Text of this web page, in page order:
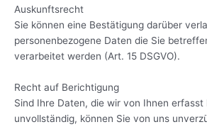
Auskunftsrecht
Sie können eine Bestätigung darüber
personenbezogene Daten die Sie
verarbeitet werden (Art. 15 DSGVO).
Recht auf Berichtigung
Sind Ihre Daten, die wir von Ihnen
unvollständig, können Sie von uns